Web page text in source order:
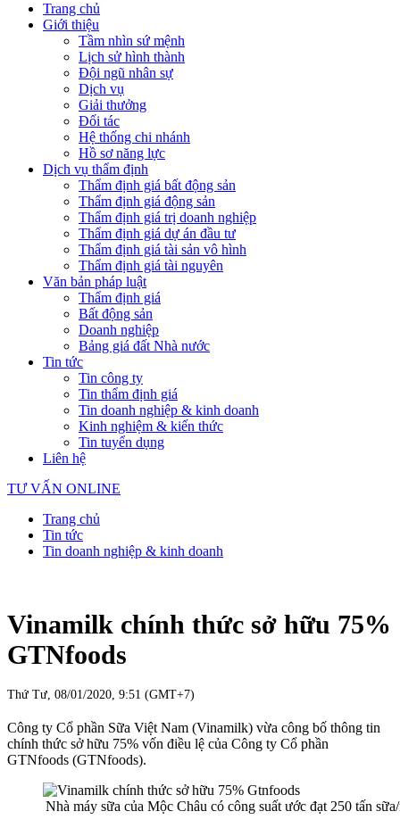
Trang chủ
Giới thiệu
Tầm nhìn sứ mệnh
Lịch sử hình thành
Đội ngũ nhân sự
Dịch vụ
Giải thưởng
Đối tác
Hệ thống chi nhánh
Hồ sơ năng lực
Dịch vụ thẩm định
Thẩm định giá bất động sản
Thẩm định giá động sản
Thẩm định giá trị doanh nghiệp
Thẩm định giá dự án đầu tư
Thẩm định giá tài sản vô hình
Thẩm định giá tài nguyên
Văn bản pháp luật
Thẩm định giá
Bất động sản
Doanh nghiệp
Bảng giá đất Nhà nước
Tin tức
Tin công ty
Tin thẩm định giá
Tin doanh nghiệp & kinh doanh
Kinh nghiệm & kiến thức
Tin tuyển dụng
Liên hệ
TƯ VẤN ONLINE
Trang chủ
Tin tức
Tin doanh nghiệp & kinh doanh
Vinamilk chính thức sở hữu 75%
GTNfoods
Thứ Tư, 08/01/2020, 9:51 (GMT+7)
Công ty Cổ phần Sữa Việt Nam (Vinamilk) vừa công bố thông tin
chính thức sở hữu 75% vốn điều lệ của Công ty Cổ phần
GTNfoods (GTNfoods).
Nhà máy sữa của Mộc Châu có công suất ước đạt 250 tấn